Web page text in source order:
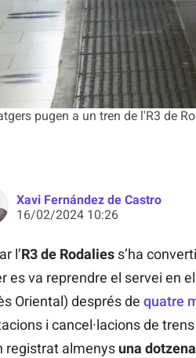
pugen a un tren de l'R3 de
Xavi Fernández de Castro
16/02/2024 10:26
l’R3 de Rodaliess’ha
es va reprendre el servei en
Oriental) després de quatre
i cancel·lacions de
registrat almenys una